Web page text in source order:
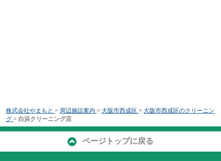
株式会社やまもと > 周辺施設案内 > 大阪市西成区 > 大阪市西成区のクリーニン
グ > 白浜クリーニング店
ページトップに戻る